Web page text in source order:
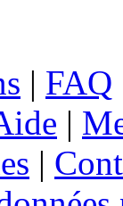
| FAQ
|
|